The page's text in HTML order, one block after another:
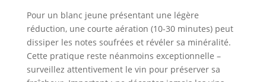
Pour un blanc jeune présentant une légère
réduction, une courte aération (10-30 minutes) peut
dissiper les notes soufrées et révéler sa minéralité.
Cette pratique reste néanmoins exceptionnelle –
surveillez attentivement le vin pour préserver sa